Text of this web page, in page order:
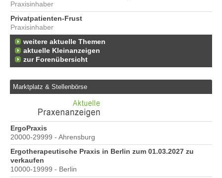
Praxisinhaber
Privatpatienten-Frust
Praxisinhaber
weitere aktuelle Themen
aktuelle Kleinanzeigen
zur Forenübersicht
Marktplatz & Stellenbörse
ErgoPraxis
20000-29999 - Ahrensburg
Ergotherapeutische Praxis in Berlin zum 01.03.2027 zu
verkaufen
10000-19999 - Berlin